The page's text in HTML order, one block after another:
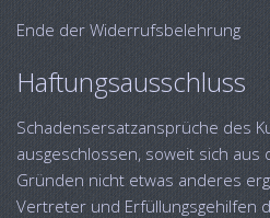
Ende der Widerrufsbelehrung
Haftungsausschluss
Schadensersatzansprüche des
ausgeschlossen, soweit sich aus
Gründen nicht etwas anderes
Vertreter und Erfüllungsgehilfen